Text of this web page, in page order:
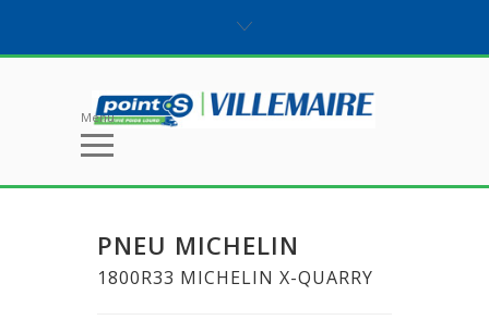
Menu
PNEU MICHELIN
1800R33 MICHELIN X-QUARRY